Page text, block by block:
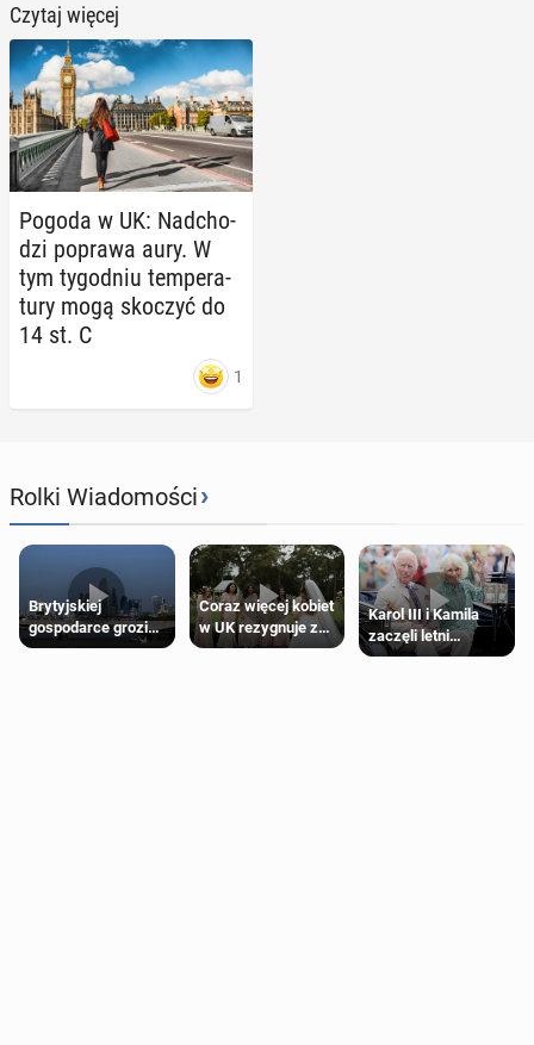
Czytaj więcej
Pogoda w UK: Nad­cho­
dzi poprawa aury. W
tym ty­go­dniu tem­pe­ra­
tu­ry mogą skoczyć do
14 st. C
1
Rolki Wiadomości›
Brytyjskiej
gospodarce grozi
recesja, jeśli
Coraz więcej kobiet
w UK rezygnuje z
roli druhny na
Karol III i Kamila
zaczęli letni
odpoczynek po